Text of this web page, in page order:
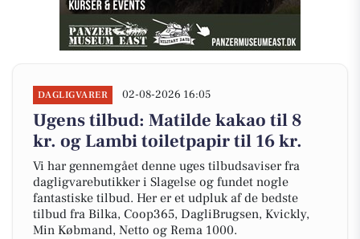
DAGLIGVARER 02-08-2026 16:05
Ugens tilbud: Matilde kakao til 8
kr. og Lambi toiletpapir til 16 kr.
Vi har gennemgået denne uges tilbudsaviser fra
dagligvarebutikker i Slagelse og fundet nogle
fantastiske tilbud. Her er et udpluk af de bedste
tilbud fra Bilka, Coop365, DagliBrugsen, Kvickly,
Min Købmand, Netto og Rema 1000.